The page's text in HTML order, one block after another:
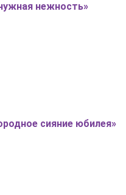
нежность»
сияние юбилея»